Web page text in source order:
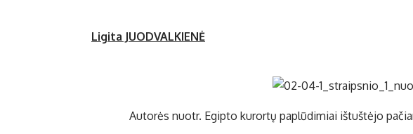
Li­gi­ta JUODVALKIENĖ
Au­to­rės nuotr. Egip­to ku­ror­tų pa­plū­di­miai iš­tuš­tė­jo